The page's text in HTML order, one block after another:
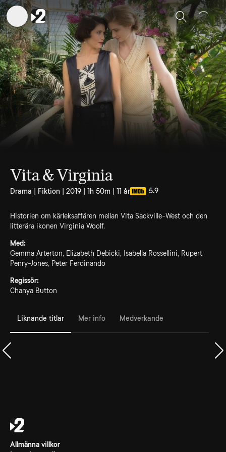
Sök
Vita & Virginia
Drama | Fiktion | 2019 | 1h 50m | 11 år 5.9
Historien om kärleksaffären mellan Vita Sackville-West och den
litterära ikonen Virginia Woolf.
Med:
Gemma Arterton, Elizabeth Debicki, Isabella Rossellini, Rupert
Penry-Jones, Peter Ferdinando
Regissör:
Chanya Button
Liknande titlar Mer info Medverkande
Allmänna villkor